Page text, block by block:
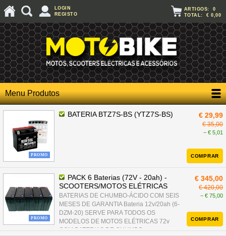
LOGIN
REGISTO
ARTIGOS: 0
TOTAL: € 0,00
Menu Produtos
PROMO
BATERIA BTZ7S-BS (YTZ7S-BS) € 29,99
€ 35,00
− € 5,01
COMPRAR
PROMO
PACK 6 Baterias (72V - 20ah) -
SCOOTERS/MOTOS ELÉTRICAS
BATERIAS DE CHUMBO-ÁCIDO COM SEIS
MESES DE GARANTIA Bateria 12v/20ah (6-
DZM-20) SERVE PARA TODOS OS
MODELOS DE MOTOS ELÉTRICAS 72v
COM BATERIAS DE CHUMBO
€ 345,00
€ 420,00
− € 75,00
COMPRAR